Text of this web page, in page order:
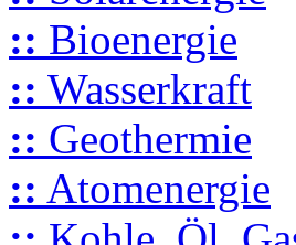
:: Bioenergie
:: Wasserkraft
:: Geothermie
:: Atomenergie